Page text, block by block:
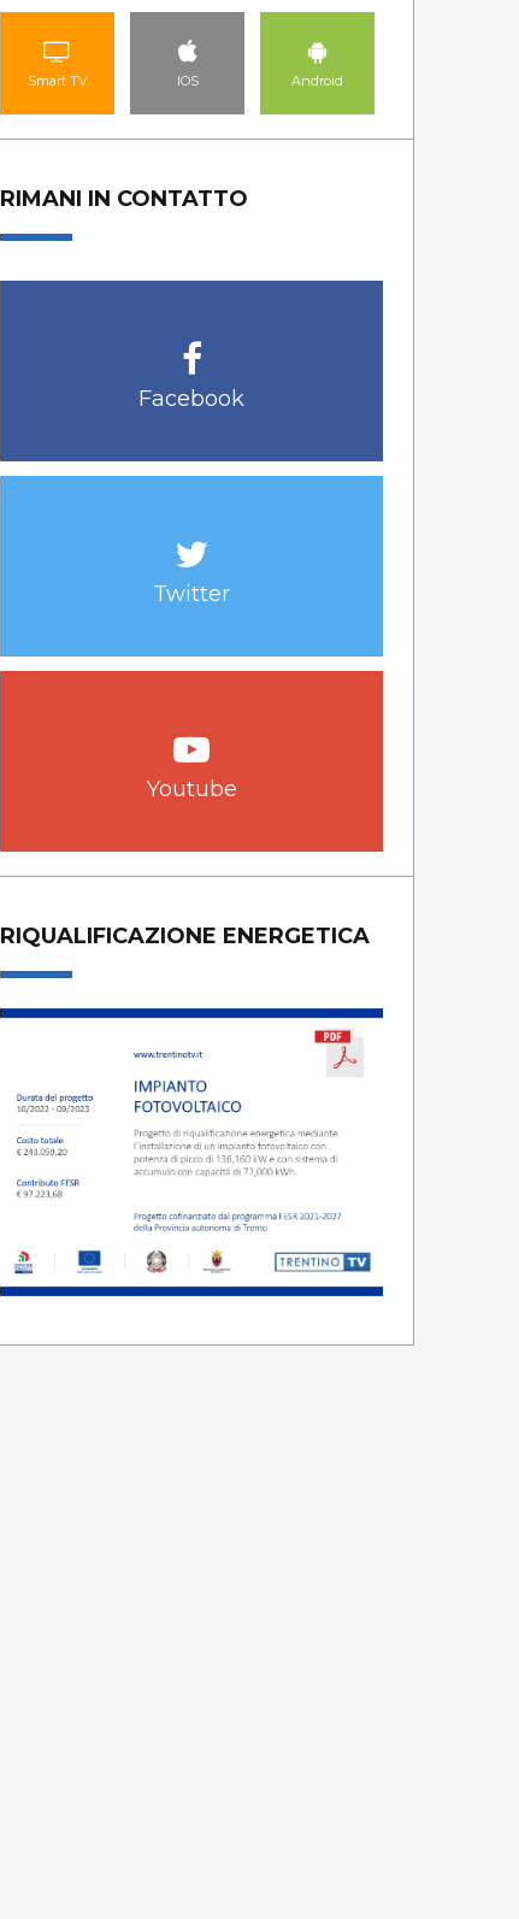
Smart TV IOS Android
RIMANI IN CONTATTO
Facebook
Twitter
Youtube
RIQUALIFICAZIONE ENERGETICA